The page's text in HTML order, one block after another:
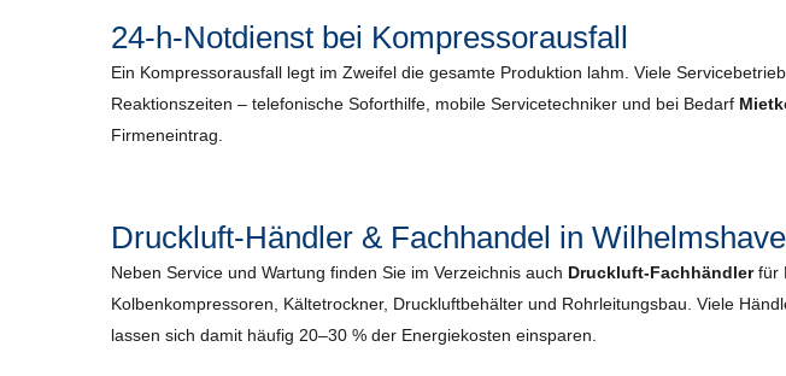
24-h-Notdienst bei Kompressorausfall
Ein Kompressorausfall legt im Zweifel die gesamte Produktion lahm. Viele
Reaktionszeiten – telefonische Soforthilfe, mobile Servicetechniker und bei Bedarf
Firmeneintrag.
Druckluft-Händler & Fachhandel in
Neben Service und Wartung finden Sie im Verzeichnis auch Druckluft-Fachhändlerfür
Kolbenkompressoren, Kältetrockner, Druckluftbehälter und Rohrleitungsbau. Viele
lassen sich damit häufig 20–30 % der Energiekosten einsparen.